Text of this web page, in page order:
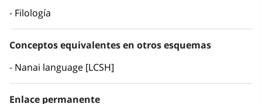
Filología
Conceptos equivalentes en otros esquemas
Nanai language [LCSH]
Enlace permanente